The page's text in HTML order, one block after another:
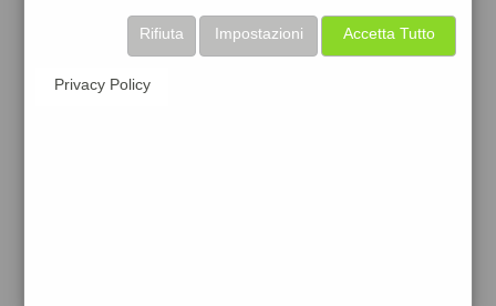
raccogli punti da convertire inbuoni sconto
o gift card
per fare la spesa, fare
Accetta Tutto
Impostazioni
Rifiuta
Privacy Policy